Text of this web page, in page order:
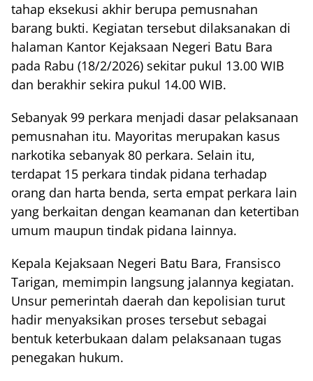
tahap eksekusi akhir berupa pemusnahan
barang bukti. Kegiatan tersebut dilaksanakan di
halaman Kantor Kejaksaan Negeri Batu Bara
pada Rabu (18/2/2026) sekitar pukul 13.00 WIB
dan berakhir sekira pukul 14.00 WIB.
Sebanyak 99 perkara menjadi dasar pelaksanaan
pemusnahan itu. Mayoritas merupakan kasus
narkotika sebanyak 80 perkara. Selain itu,
terdapat 15 perkara tindak pidana terhadap
orang dan harta benda, serta empat perkara lain
yang berkaitan dengan keamanan dan ketertiban
umum maupun tindak pidana lainnya.
Kepala Kejaksaan Negeri Batu Bara, Fransisco
Tarigan, memimpin langsung jalannya kegiatan.
Unsur pemerintah daerah dan kepolisian turut
hadir menyaksikan proses tersebut sebagai
bentuk keterbukaan dalam pelaksanaan tugas
penegakan hukum.